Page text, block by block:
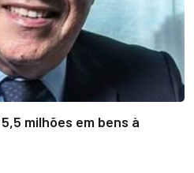
milhões em bens à